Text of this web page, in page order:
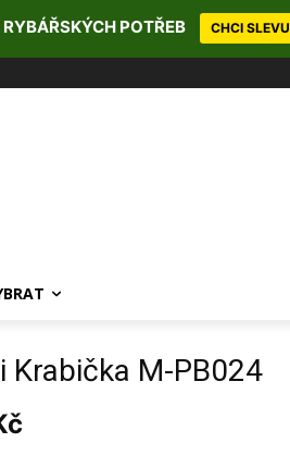
Krabička M-PB024
POTŘEB CHCI SLEVU